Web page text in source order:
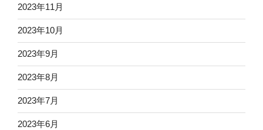
2023年11月
2023年10月
2023年9月
2023年8月
2023年7月
2023年6月